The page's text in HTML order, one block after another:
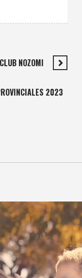
NOZOMI
2023